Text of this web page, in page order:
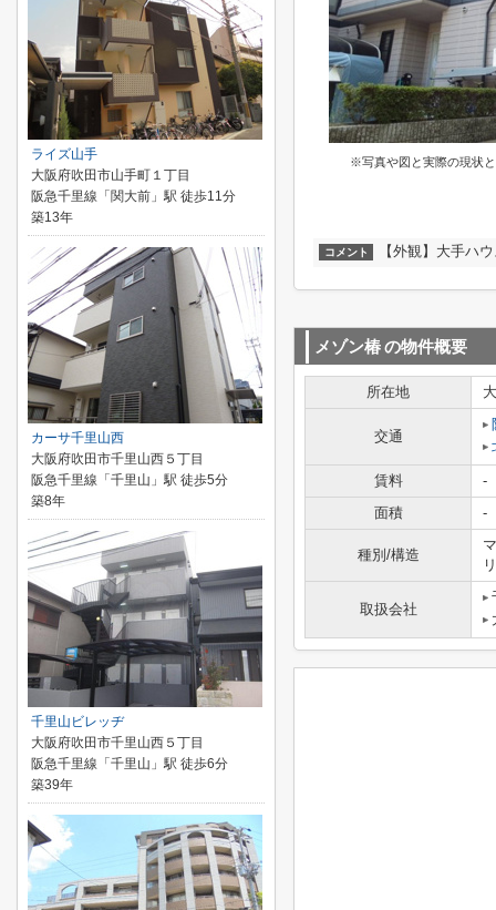
※写真や図と実際の現状
コメント 【外観】大手ハ
メゾン椿の物件概要
所在地
交通
賃料
-
面積
-
種別/構造
取扱会社
ライズ山手
大阪府吹田市山手町１丁目
阪急千里線「関大前」駅 徒歩11分
築13年
カーサ千里山西
大阪府吹田市千里山西５丁目
阪急千里線「千里山」駅 徒歩5分
築8年
千里山ビレッヂ
大阪府吹田市千里山西５丁目
阪急千里線「千里山」駅 徒歩6分
築39年